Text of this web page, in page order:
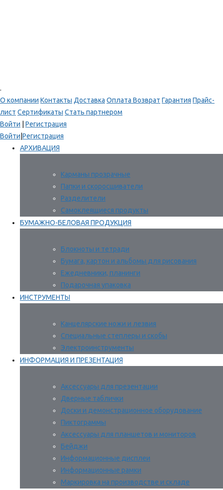
.
О компании Контакты Доставка Оплата Возврат Гарантия Прайс-
лист Сертификаты Стать партнером
Войти
Регистрация
Войти Регистрация
АРХИВАЦИЯ
Карманы прозрачные
Папки и скоросшиватели
Разделители
Самоклеящиеся продукты
БУМАЖНО-БЕЛОВАЯ ПРОДУКЦИЯ
Блокноты и тетради
Бумага, картон и альбомы для рисования
Ежедневники, планинги
Подарочная упаковка
ИНСТРУМЕНТЫ
Канцелярские ножи и лезвия
Специальные степлеры и скобы
Электроинструменты
ИНФОРМАЦИЯ И ПРЕЗЕНТАЦИЯ
Аксессуары для презентации
Дверные таблички
Доски и демонстрационное оборудование
Пиктограммы
Аксессуары для планшетов и мониторов
Бейджи
Информационные дисплеи
Информационные рамки
Маркировка на производстве и складе